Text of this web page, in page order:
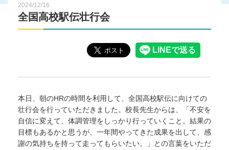
2024/12/16
全国高校駅伝壮行会
本日、朝のHRの時間を利用して、全国高校駅伝に向けての
壮行会を行っていただきました。校長先生からは、「不安を
自信に変えて、体調管理をしっかり行っていくこと。結果の
目標もあるかと思うが、一年間やってきた成果を出して、感
謝の気持ちを持って走ってもらいたい。」との言葉をいただ